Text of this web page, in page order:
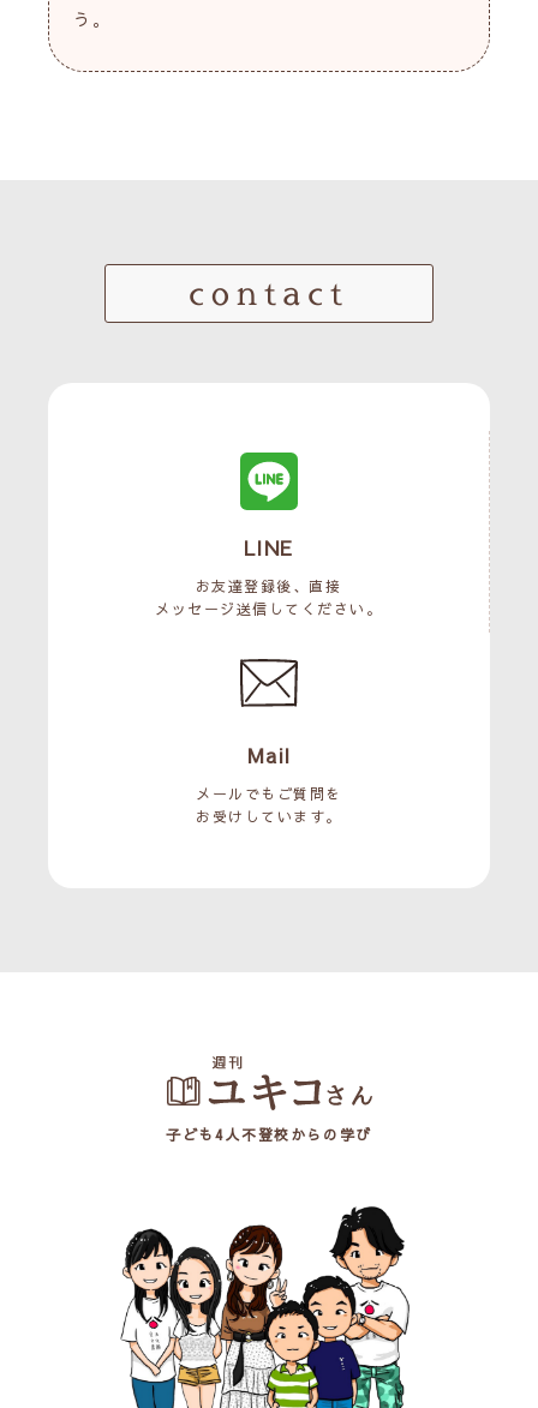
う。
contact
LINE
お友達登録後、直接
メッセージ送信してください。
Mail
メールでもご質問を
お受けしています。
子ども4人不登校からの学び